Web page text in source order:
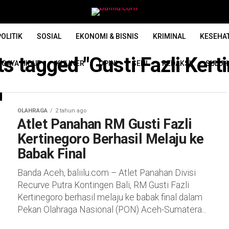
SOSIAL EKONOMI & BISNIS KRIMINAL
GAYA HIDUP KULINER OPINI SENI REDAKSI SULUH
tagged "Gusti Fazli
OLAHRAGA 2 tahun ago
Atlet Panahan RM Gusti Fazli
Kertinegoro Berhasil Melaju ke
Babak Final
Banda Aceh, baliilu.com – Atlet Panahan Divisi
Recurve Putra Kontingen Bali, RM Gusti Fazli
Kertinegoro berhasil melaju ke babak final dalam
Pekan Olahraga Nasional (PON) Aceh-Sumatera...